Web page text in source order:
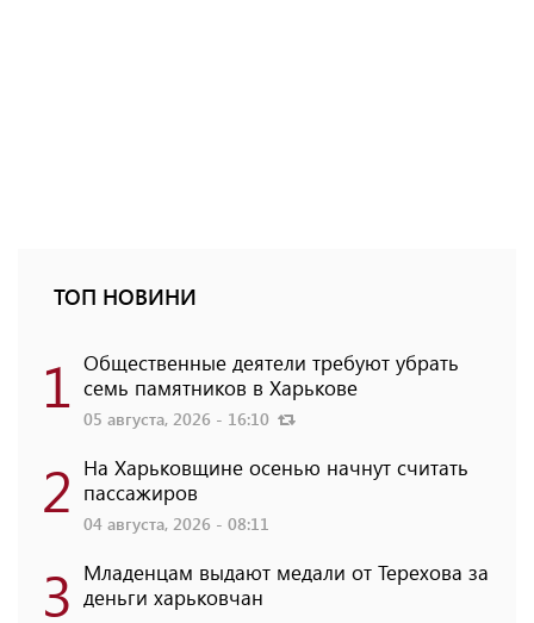
ТОП НОВИНИ
1 Общественные деятели требуют убрать
семь памятников в Харькове
05 августа, 2026 - 16:10
2 На Харьковщине осенью начнут считать
пассажиров
04 августа, 2026 - 08:11
3 Младенцам выдают медали от Терехова за
деньги харьковчан